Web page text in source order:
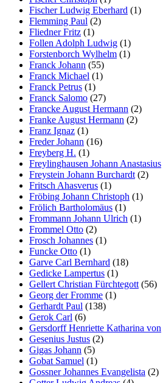
Fischer Ludwig Eberhard (1)
Flemming Paul (2)
Fliedner Fritz (1)
Follen Adolph Ludwig (1)
Forstenborch Wylhelm (1)
Franck Johann (55)
Franck Michael (1)
Franck Petrus (1)
Franck Salomo (27)
Francke August Hermann (2)
Franke August Hermann (2)
Franz Ignaz (1)
Freder Johann (16)
Freyberg H. (1)
Freylinghausen Johann Anastasius
Freystein Johann Burchardt (2)
Fritsch Ahasverus (1)
Fröbing Johann Christoph (1)
Frölich Bartholomäus (1)
Frommann Johann Ulrich (1)
Frommel Otto (2)
Frosch Johannes (1)
Funcke Otto (1)
Garve Carl Bernhard (18)
Gedicke Lampertus (1)
Gellert Christian Fürchtegott (56)
Georg der Fromme (1)
Gerhardt Paul (138)
Gerok Carl (6)
Gersdorff Henriette Katharina von
Gesenius Justus (2)
Gigas Johann (5)
Gobat Samuel (1)
Gossner Johannes Evangelista (2)